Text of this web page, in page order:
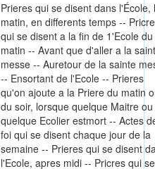
Prieres qui se disent dans l'École,
matin, en differents temps --
qui se disent a la fin de 1'Ecole du
matin -- Avant que d'aller a la
messe -- Auretour de la sainte
-- Ensortant de l'Ecole -- Prieres
qu'on ajoute a la Priere du matin
du soir, lorsque quelque Maitre ou
quelque Ecolier estmort -- Actes
foi qui se disent chaque jour de la
semaine -- Prieres qui se disent
l'Ecole, apres midi -- Pricres qui se